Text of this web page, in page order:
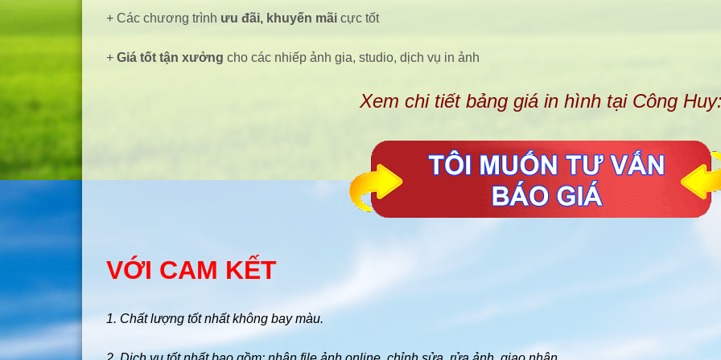
+ Các chương trình ưu đãi, khuyến mãi cực tốt
+ Giá tốt tận xưởng cho các nhiếp ảnh gia, studio, dịch vụ in ảnh
Xem chi tiết bảng giá in hình tại Công
VỚI CAM KẾT
1. Chất lượng tốt nhất không bay màu.